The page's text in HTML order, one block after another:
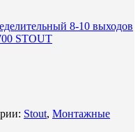
8-10 выходов
STOUT
Stout, Монтажные